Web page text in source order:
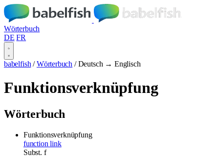
Wörterbuch
DE FR
babelfish / Wörterbuch / Deutsch → Englisch
Funktionsverknüpfung
Wörterbuch
Funktionsverknüpfung
function link
Subst. f